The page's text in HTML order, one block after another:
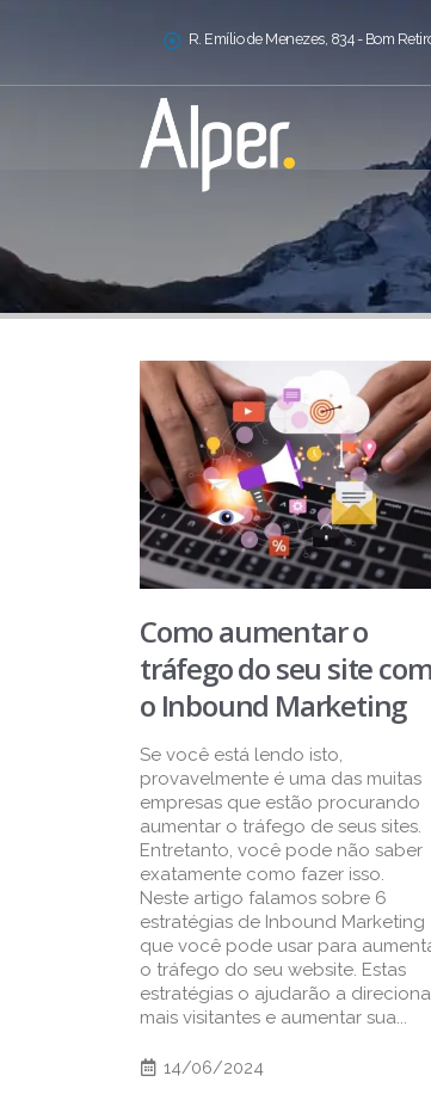
R. Emílio de Menezes, 834 - Bom
Como aumentar o
tráfego do seu site
o Inbound Marketing
Se você está lendo isto,
provavelmente é uma das muitas
empresas que estão procurando
aumentar o tráfego de seus sites.
Entretanto, você pode não saber
exatamente como fazer isso.
Neste artigo falamos sobre 6
estratégias de Inbound Marketing
que você pode usar para
o tráfego do seu website. Estas
estratégias o ajudarão a
mais visitantes e aumentar sua...
14/06/2024